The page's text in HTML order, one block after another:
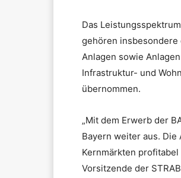
Das
gehören insbesondere
Anlagen sowie
Infrastruktur- und
übernommen.
„Mit dem Erwerb der
Bayern weiter aus.
Kernmärkten
Vorsitzende der